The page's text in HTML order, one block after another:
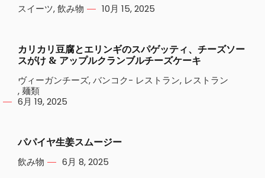
スイーツ,飲み物 10月 15, 2025
カリカリ豆腐とエリンギのスパゲッティ、チーズソー
スがけ & アップルクランブルチーズケーキ
ヴィーガンチーズ,バンコク- レストラン, レストラン
,麺類
6月 19, 2025
パパイヤ生姜スムージー
飲み物 6月 8, 2025